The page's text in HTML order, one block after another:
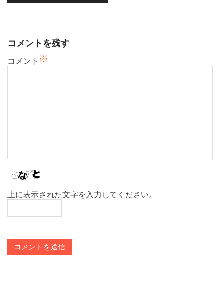
コメントを残す
コメント ※
上に表示された文字を入力してください。